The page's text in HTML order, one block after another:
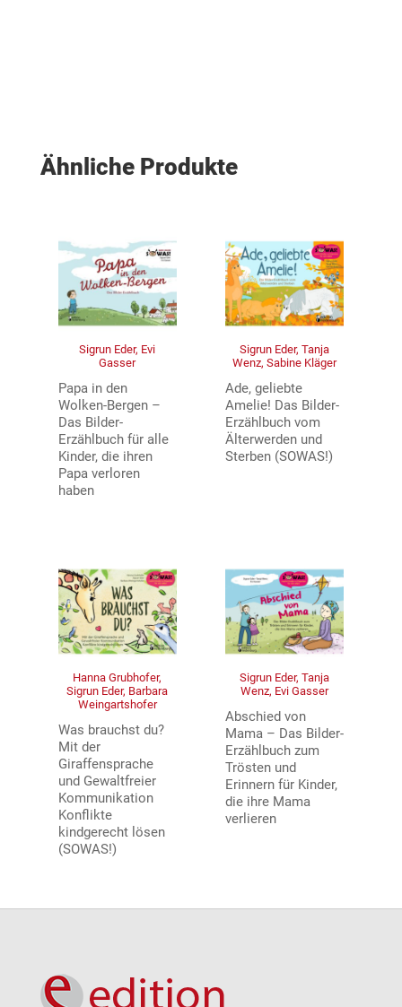
Ähnliche Produkte
Sigrun Eder, Evi
Gasser
Papa in den
Wolken-Bergen –
Das Bilder-
Erzählbuch für alle
Kinder, die ihren
Papa verloren
haben
Sigrun Eder, Tanja
Wenz, Sabine Kläger
Ade, geliebte
Amelie! Das Bilder-
Erzählbuch vom
Älterwerden und
Sterben (SOWAS!)
Hanna Grubhofer,
Sigrun Eder, Barbara
Weingartshofer
Was brauchst du?
Mit der
Giraffensprache
und Gewaltfreier
Kommunikation
Konflikte
kindgerecht lösen
(SOWAS!)
Sigrun Eder, Tanja
Wenz, Evi Gasser
Abschied von
Mama – Das Bilder-
Erzählbuch zum
Trösten und
Erinnern für Kinder,
die ihre Mama
verlieren